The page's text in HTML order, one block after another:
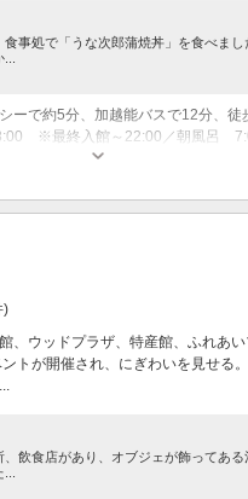
事処で「うな次郎蒲焼丼」を食べまし
※最終入館～22:00／朝風呂
)
、ウッドプラザ、特産館、ふれあ
トが開催され、にぎわいを見せる
飲食店があり、オブジェが飾ってある